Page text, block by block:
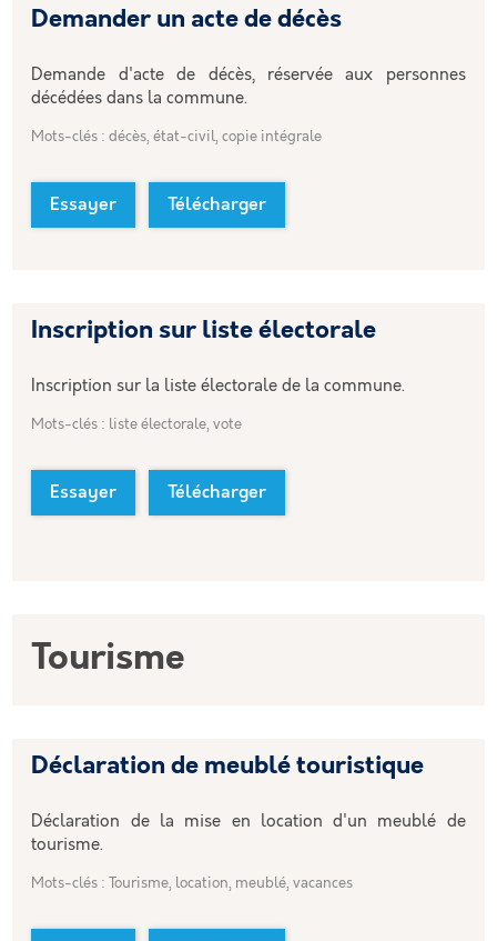
Demander un acte de décès
Demande d'acte de décès, réservée aux personnes
décédées dans la commune.
Mots-clés : décès, état-civil, copie intégrale
Essayer Télécharger
Inscription sur liste électorale
Inscription sur la liste électorale de la commune.
Mots-clés : liste électorale, vote
Essayer Télécharger
Tourisme
Déclaration de meublé touristique
Déclaration de la mise en location d'un meublé de
tourisme.
Mots-clés : Tourisme, location, meublé, vacances